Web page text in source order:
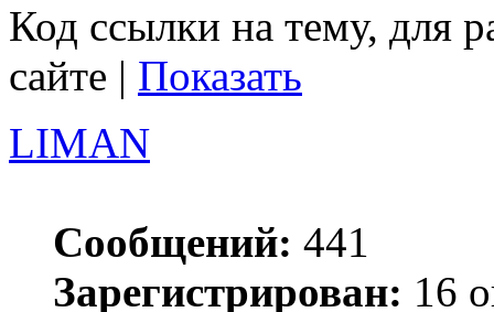
Код ссылки на тему, для
сайте | Показать
LIMAN
Сообщений: 441
Зарегистрирован: 16